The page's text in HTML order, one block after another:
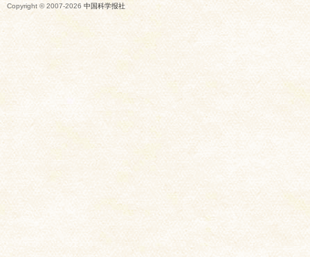
Copyright © 2007-2026 中国科学报社